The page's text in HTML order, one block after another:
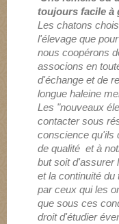
toujours facile à
Les chatons
l'élevage que
nous coopérons
associons en
d'échange et de
longue haleine
Les "nouveaux
contacter sous
conscience qu'ils
de qualité et à
but soit d'assurer
et la continuité du
par ceux qui les
que sous ces
droit d'étudier